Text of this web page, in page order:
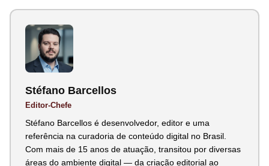
Stéfano Barcellos
Editor-Chefe
Stéfano Barcellos é desenvolvedor, editor e uma
referência na curadoria de conteúdo digital no Brasil.
Com mais de 15 anos de atuação, transitou por diversas
áreas do ambiente digital — da criação editorial ao